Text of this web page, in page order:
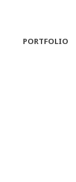
PORTFOLIO